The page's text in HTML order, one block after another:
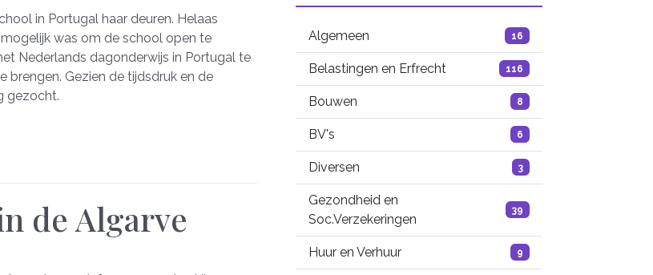
in Portugal haar deuren. Helaas
was om de school open te
Nederlands dagonderwijs in Portugal te
Gezien de tijdsdruk en de
gezocht.
de Algarve
Algemeen 16
Belastingen en Erfrecht 116
Bouwen 8
BV's 6
Diversen 3
Gezondheid en
Soc.Verzekeringen
39
Huur en Verhuur 9